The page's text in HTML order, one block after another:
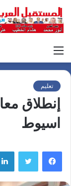
تعليم
إنطلاق
اسيوط